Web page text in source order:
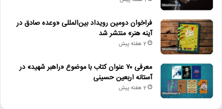
اجراهای_صحنه‌ای تئاتر_ایران
جشنواره_تئاتر_مقاومت
نوزدهمین جشنواره بین‌المللی تئاتر مقاومت
فراخوان دومین رویداد بین‌المللی «وعده صادق در
آینه هنر» منتشر شد
2 هفته پیش
معرفی ۷۰ عنوان کتاب با موضوع «راهبر شهید» در
آستانه اربعین حسینی
2 هفته پیش